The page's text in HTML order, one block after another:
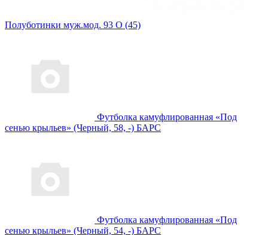
Полуботинки муж.мод. 93 О (45)
Футболка камуфлированная «Под
сенью крыльев» (Черный, 58, -) БАРС
Футболка камуфлированная «Под
сенью крыльев» (Черный, 54, -) БАРС